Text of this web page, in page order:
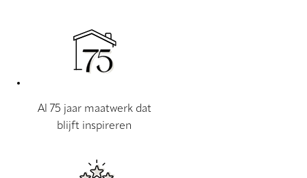
Al 75 jaar maatwerk dat
blijft inspireren